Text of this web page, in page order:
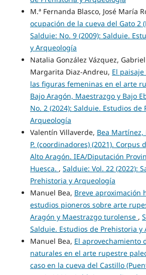
M.ª Fernanda Blasco, José María
ocupación de la cueva del Gato 2
Salduie: No. 9 (2009): Salduie.
y Arqueología
Natalia González Vázquez,
Margarita Diaz-Andreu, El
las figuras femeninas en el arte
Bajo Aragón, Maestrazgo y Bajo
No. 2 (2024): Salduie. Estudios de
Arqueología
Valentín Villaverde, Bea Martínez,
P. (coordinadores) (2021). Corpus
Alto Aragón. IEA/Diputación
Huesca. , Salduie: Vol. 22 (2022):
Prehistoria y Arqueología
Manuel Bea, Breve aproximación
estudios pioneros sobre arte
Aragón y Maestrazgo turolense ,
Salduie. Estudios de Prehistoria y
Manuel Bea, El aprovechamiento
naturales en el arte rupestre
caso en la cueva del Castillo